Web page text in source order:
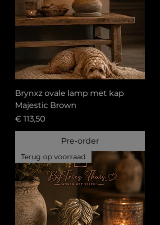
Brynxz ovale lamp met kap
Majestic Brown
Prijs
€ 113,50
Pre-order
Terug op voorraad